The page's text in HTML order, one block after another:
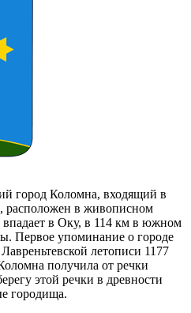
город Коломна, входящий в
расположен в живописном
впадает в Оку, в 114 км в южном
Первое упоминание о городе
летописи 1177
получила от речки
этой речки в древности
городища.